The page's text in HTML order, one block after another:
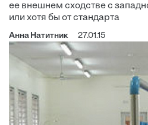
ее внешнем сходстве с
или хотя бы от стандарта
Анна Натитник 27.01.15